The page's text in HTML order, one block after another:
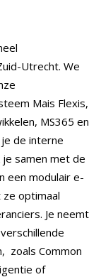
Utrecht. We
Mais Flexis,
MS365 en
de interne
samen met de
een modulair e-
optimaal
Je neemt
zoals Common
of